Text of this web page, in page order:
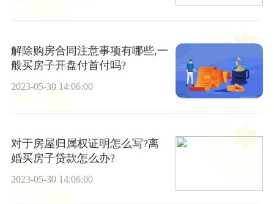
解除购房合同注意事项有哪些,一
般买房子开盘付首付吗?
2023-05-30 14:06:00
对于房屋归属权证明怎么写?离
婚买房子贷款怎么办?
2023-05-30 14:06:00